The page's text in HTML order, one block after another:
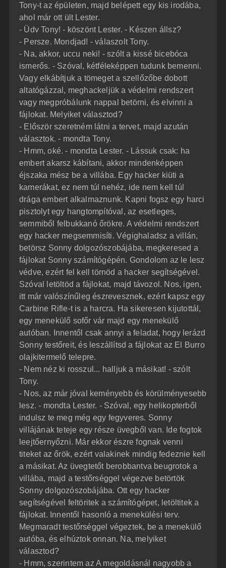
Tony-t az épületen, majd belépett egy kis irodába,
ahol már ott ült Lester.
- Üdv Tony! - köszönt Lester. - Készen állsz?
- Persze. Mondjad! - válaszolt Tony.
- Na, akkor, uccu neki! - szólt a kissé bicebóca
ismerős. - Szóval, kétféleképpen tudunk bemenni.
Vagy elkábítjuk a tömeget a szellőzőbe dobott
altatógázzal, meghackeljük a védelmi rendszert
vagy megpróbálunk nappal betörni, és elvinni a
fájlokat. Melyiket választod?
- Először szeretném látni a tervet, majd azután
választok. - mondta Tony.
- Hmm, oké. - mondta Lester. - Lássuk csak: ha
embert akarsz kábítani, akkor mindenképpen
éjszaka mész be a villába. Egy hacker kiüti a
kamerákat, ez nem túl nehéz, ide nem kell túl
drága embert alkalmaznunk. Kapni fogsz egy harci
pisztolyt egy hangtompítóval, az esetleges,
semmiből felbukkanó őrökre. A védelmi rendszert
egy hacker megsemmisíti. Végighaladsz a villán,
betörsz Sonny dolgozószobájába, megkeresed a
fájlokat Sonny számítógépén. Gondolom az le lesz
védve, ezért fel kell törnöd a hacker segítségével.
Szóval letöltöd a fájlokat, majd távozol. Nos, igen,
itt már valószínűleg észrevesznek, ezért kapsz egy
Carbine Rifle-t is a harcra. Ha sikeresen kijutottál,
egy menekülő sofőr vár majd egy menekülő
autóban. Innentől csak annyi a feladat, hogy lerázd
Sonny testőreit, és leszállítsd a fájlokat az El Burro
olajkitermelő telepre.
- Nem néz ki rosszul... halljuk a másikat! - szólt
Tony.
- Nos, az már jóval keményebb és körülményesebb
lesz. - mondta Lester. - Szóval, egy helikopterből
indulsz te meg még egy fegyveres. Sonny
villájának teteje egy része üvegből van. Ide fogtok
leejtőernyőzni. Már ekkor észre fognak venni
titeket az őrök, ezért valakinek mindig fedeznie kell
a másikat. Az üvegtetőt berobbantva beugrotok a
villába, majd a testőrséggel végezve betörtök
Sonny dolgozószobájába. Ott egy hacker
segítségével feltöritek a számítógépet, letöltitek a
fájlokat. Innentől hasonló a menekülési terv.
Megmaradt testőrséggel végeztek, be a menekülő
autóba, és elhúztok onnan. Na, melyiket
választod?
- Hmm, szerintem az A megoldásnál nagyobb a